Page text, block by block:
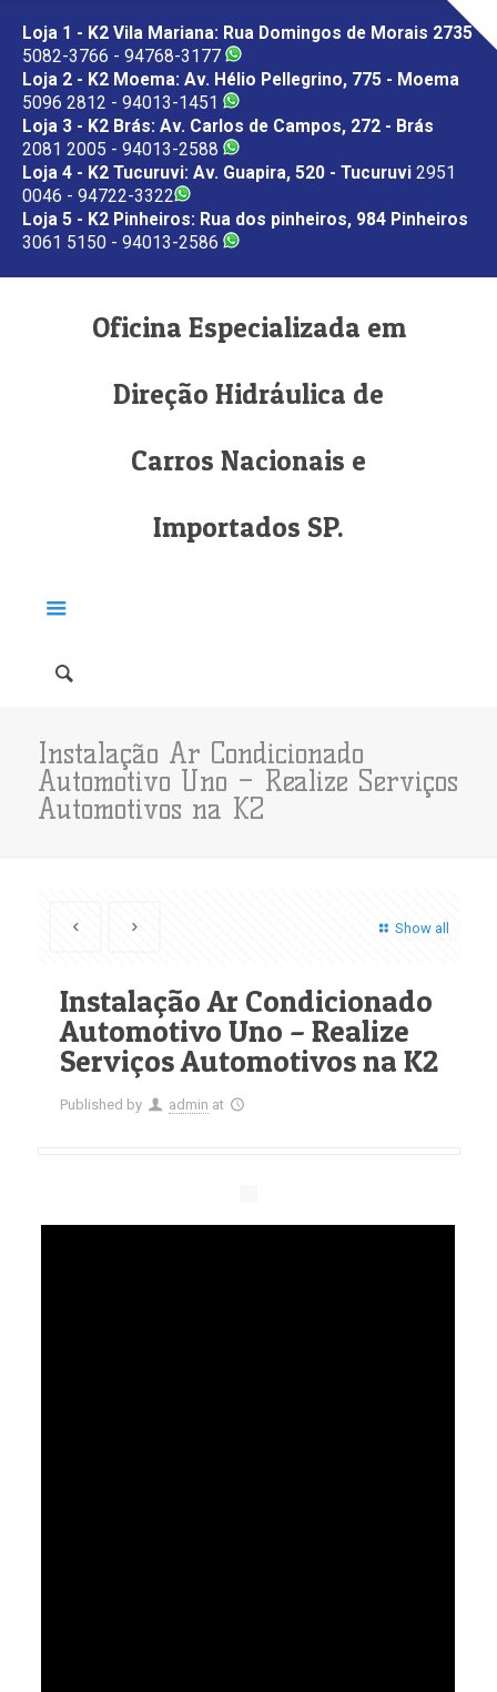
Loja 1 - K2 Vila Mariana: Rua Domingos de Morais 2735
5082-3766 - 94768-3177
Loja 2 - K2 Moema: Av. Hélio Pellegrino, 775 - Moema
5096 2812 - 94013-1451
Loja 3 - K2 Brás: Av. Carlos de Campos, 272 - Brás
2081 2005 - 94013-2588
Loja 4 - K2 Tucuruvi: Av. Guapira, 520 - Tucuruvi 2951
0046 - 94722-3322
Loja 5 - K2 Pinheiros: Rua dos pinheiros, 984 Pinheiros
3061 5150 - 94013-2586
Oficina Especializada em
Direção Hidráulica de
Carros Nacionais e
Importados SP.
Instalação Ar Condicionado
Automotivo Uno – Realize Serviços
Automotivos na K2
Show all
Instalação Ar Condicionado
Automotivo Uno – Realize
Serviços Automotivos na K2
Published by admin at